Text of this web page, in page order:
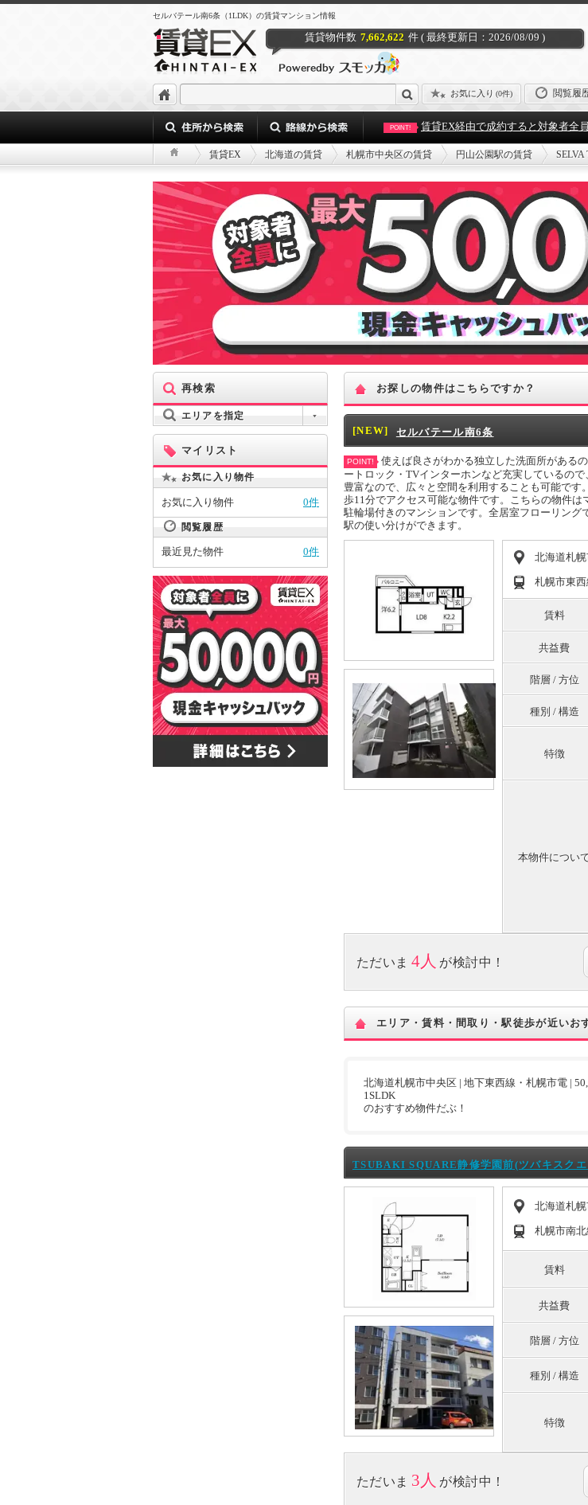
セルバテール南6条（1LDK）の賃貸マンション情報
賃貸物件数 7,662,622 件 ( 最終更新日：2026/08/09 )
お気に入り (0件) 閲覧履
POINT! 賃貸EX経由で成約すると対象者全
賃貸EX 北海道の賃貸 札幌市中央区の賃貸 円山公園駅の賃貸 SELVA
再検索
エリアを指定
マイリスト
お気に入り物件
お気に入り物件 0件
閲覧履歴
最近見た物件 0件
お探しの物件はこちらですか？
[NEW] セルバテール南6条
POINT!
使えば良さがわかる独立した洗面所がある
ートロック・TVインターホンなど充実しているの
豊富なので、広々と空間を利用することも可能で
歩11分でアクセス可能な物件です。こちらの物件は
駐輪場付きのマンションです。全居室フローリン
駅の使い分けができます。
北海道札
札幌市東
賃料
共益費
階層 / 方位
種別 / 構造
特徴
本物件につい
ただいま 4人 が検討中！
エリア・賃料・間取り・駅徒歩が近いお
北海道札幌市中央区 | 地下東西線・札幌市電 |
1SLDK
のおすすめ物件だぶ！
TSUBAKI SQUARE静修学園前(ツバキスク
北海道札
札幌市南
賃料
共益費
階層 / 方位
種別 / 構造
特徴
ただいま 3人 が検討中！